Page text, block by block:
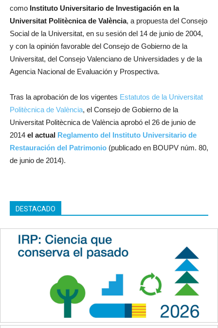
como Instituto Universitario de Investigación en la
Universitat Politècnica de València, a propuesta del Consejo
Social de la Universitat, en su sesión del 14 de junio de 2004,
y con la opinión favorable del Consejo de Gobierno de la
Universitat, del Consejo Valenciano de Universidades y de la
Agencia Nacional de Evaluación y Prospectiva.
Tras la aprobación de los vigentes Estatutos de la Universitat
Politècnica de València, el Consejo de Gobierno de la
Universitat Politècnica de València aprobó el 26 de junio de
2014 el actual Reglamento del Instituto Universitario de
Restauración del Patrimonio (publicado en BOUPV núm. 80,
de junio de 2014).
DESTACADO